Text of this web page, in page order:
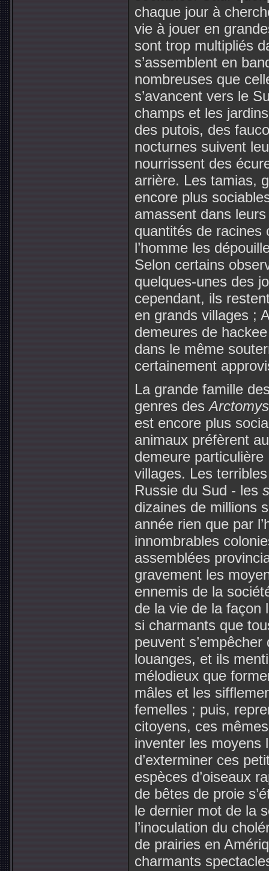
chaque jour à
vie à jouer en
sont trop multipliés
s’assemblent en
nombreuses que
s’avancent vers le
champs et les
des putois, des
nocturnes suivent
nourrissent des
arrière. Les tamias,
encore plus
amassent dans
quantités de racines
l’homme les
Selon certains
quelques-unes des
cependant, ils
en grands villages ;
demeures de
dans le même
certainement
La grande famille
genres desArctomys
est encore plus
animaux préfèrent
demeure
villages. Les
Russie du Sud - les
dizaines de millions
année rien que par
innombrables
assemblées
gravement les
ennemis de la
de la vie de la façon
si charmants que
peuvent
louanges, et ils
mélodieux que
mâles et les
femelles ; puis,
citoyens, ces
inventer les moyens
d’exterminer ces
espèces d’oiseaux
de bêtes de proie
le dernier mot de la
l’inoculation du
de prairies en
charmants